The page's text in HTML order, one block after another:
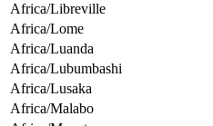
Africa/Libreville
Africa/Lome
Africa/Luanda
Africa/Lubumbashi
Africa/Lusaka
Africa/Malabo